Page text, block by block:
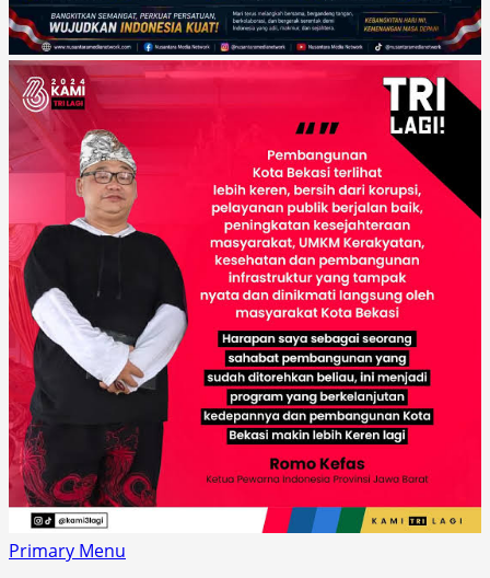
Primary Menu